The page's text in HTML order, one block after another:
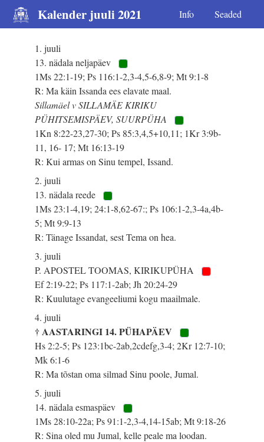
Kalender juuli 2021 Info Seaded
1. juuli
13. nädala neljapäev
1Ms 22:1-19; Ps 116:1-2,3-4,5-6,8-9; Mt 9:1-8
R: Ma käin Issanda ees elavate maal.
Sillamäel v SILLAMÄE KIRIKU
PÜHITSEMISPÄEV, SUURPÜHA
1Kn 8:22-23,27-30; Ps 85:3,4,5+10,11; 1Kr 3:9b-
11, 16- 17; Mt 16:13-19
R: Kui armas on Sinu tempel, Issand.
2. juuli
13. nädala reede
1Ms 23:1-4,19; 24:1-8,62-67:; Ps 106:1-2,3-4a,4b-
5; Mt 9:9-13
R: Tänage Issandat, sest Tema on hea.
3. juuli
P. APOSTEL TOOMAS, KIRIKUPÜHA
Ef 2:19-22; Ps 117:1-2ab; Jh 20:24-29
R: Kuulutage evangeeliumi kogu maailmale.
4. juuli
† AASTARINGI 14. PÜHAPÄEV
Hs 2:2-5; Ps 123:1bc-2ab,2cdefg,3-4; 2Kr 12:7-10;
Mk 6:1-6
R: Ma tõstan oma silmad Sinu poole, Jumal.
5. juuli
14. nädala esmaspäev
1Ms 28:10-22a; Ps 91:1-2,3-4,14-15ab; Mt 9:18-26
R: Sina oled mu Jumal, kelle peale ma loodan.